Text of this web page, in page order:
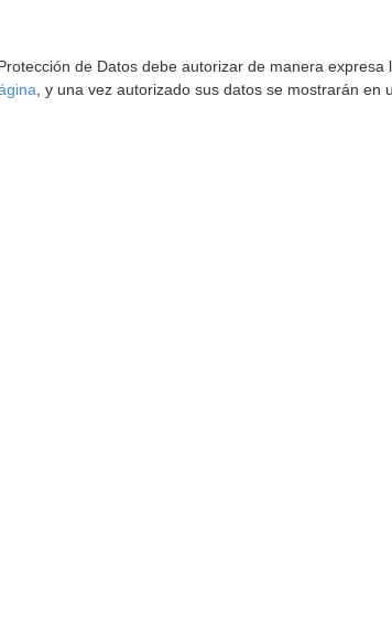
de Datos debe autorizar de manera
, y una vez autorizado sus datos se mostrarán en